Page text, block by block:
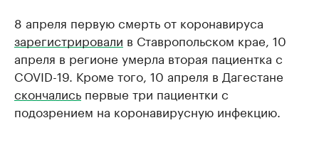
8 апреля первую смерть от коронавируса
зарегистрировали в Ставропольском крае, 10
апреля в регионе умерла вторая пациентка с
COVID-19. Кроме того, 10 апреля в Дагестане
скончались первые три пациентки с
подозрением на коронавирусную инфекцию.